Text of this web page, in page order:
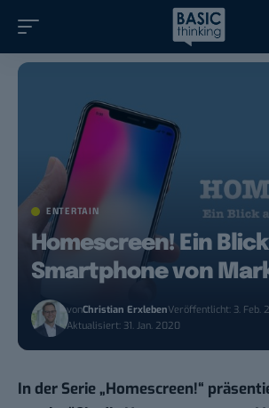
ENTERTAIN
Homescreen! Ein
Smartphone von
vonChristian ErxlebenVeröffentlicht: 3. Feb.
Aktualisiert: 31. Jan. 2020
In der Serie „Homescreen!“